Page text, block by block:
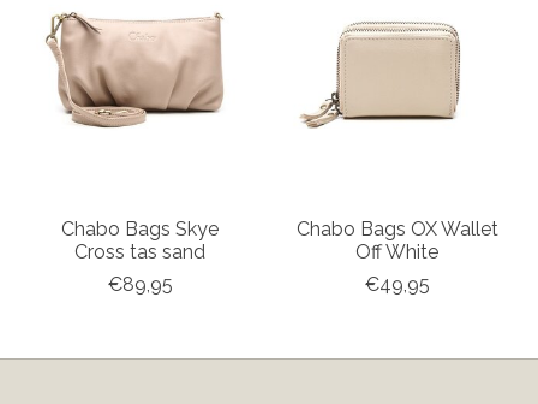
Chabo Bags Skye
Cross tas sand
€89,95
Chabo Bags OX Wallet
Off White
€49,95